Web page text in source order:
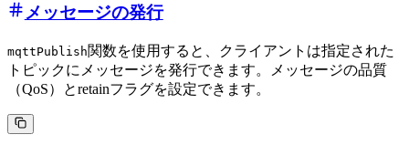
メッセージの発行
mqttPublish関数を使用すると、クライアントは指定された
トピックにメッセージを発行できます。メッセージの品質
（QoS）とretainフラグを設定できます。